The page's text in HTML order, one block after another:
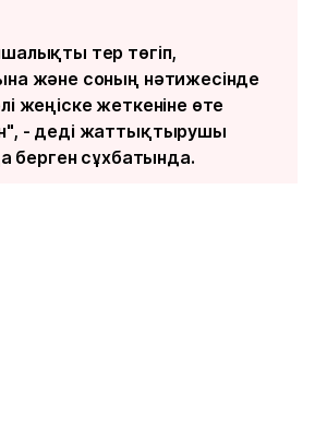
тер төгіп,
және соның нәтижесінде
жеңіске жеткеніне өте
- деді жаттықтырушы
берген сұхбатында.